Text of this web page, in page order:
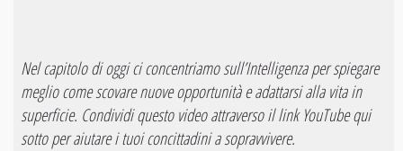
Nel capitolo di oggi ci concentriamo sull’Intelligenza per spiegare
meglio come scovare nuove opportunità e adattarsi alla vita in
superficie. Condividi questo video attraverso il link YouTube qui
sotto per aiutare i tuoi concittadini a sopravvivere.